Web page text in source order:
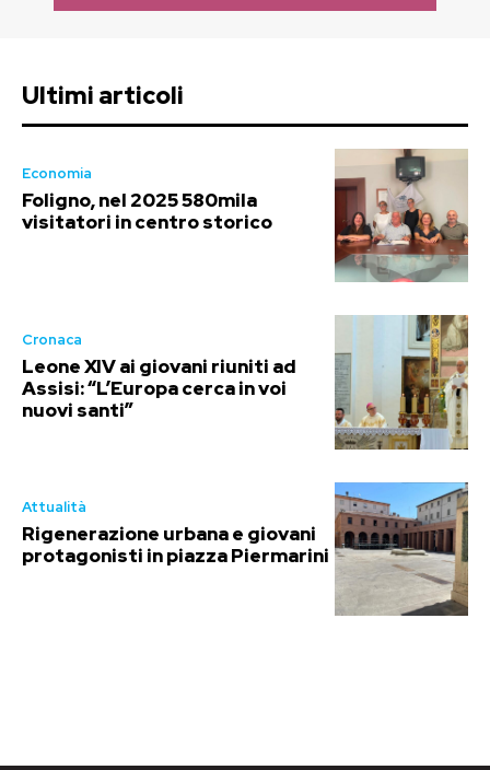
Ultimi articoli
Economia
Foligno, nel 2025 580mila
visitatori in centro storico
Cronaca
Leone XIV ai giovani riuniti ad
Assisi: “L’Europa cerca in voi
nuovi santi”
Attualità
Rigenerazione urbana e giovani
protagonisti in piazza Piermarini